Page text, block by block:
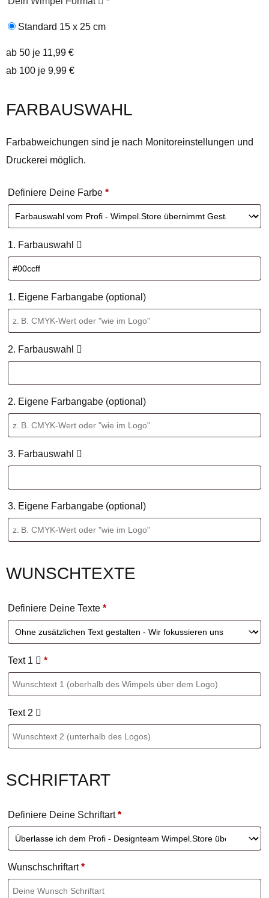
Standard 15 x 25 cm
ab 50 je 11,99 €
ab 100 je 9,99 €
FARBAUSWAHL
Farbabweichungen sind je nach Monitoreinstellungen und
Druckerei möglich.
Definiere Deine Farbe *
1. Farbauswahl
1. Eigene Farbangabe (optional)
2. Farbauswahl
2. Eigene Farbangabe (optional)
3. Farbauswahl
3. Eigene Farbangabe (optional)
WUNSCHTEXTE
Definiere Deine Texte *
Text 1 *
Text 2
SCHRIFTART
Definiere Deine Schriftart*
Wunschschriftart*